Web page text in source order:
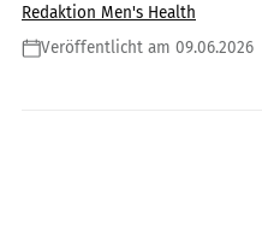
Redaktion Men's Health
Veröffentlicht am 09.06.2026